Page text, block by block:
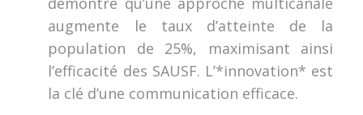
augmente le taux d’atteinte de la
population de 25%, maximisant ainsi
l’efficacité des SAUSF. L’*innovation* est
la clé d’une communication efficace.